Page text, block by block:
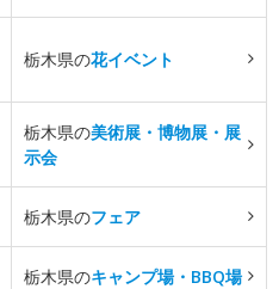
栃木県の花イベント
栃木県の美術展・博物展・展
示会
栃木県のフェア
栃木県のキャンプ場・BBQ場